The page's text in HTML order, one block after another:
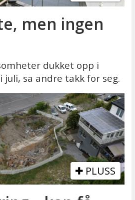
men ingen
dukket opp i
juli, sa andre takk for seg.
PLUSS